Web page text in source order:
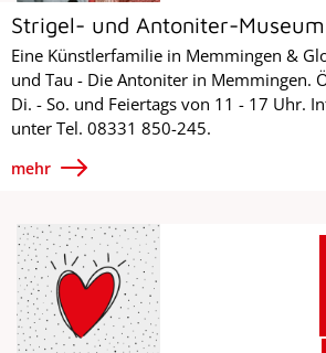
Strigel- und Antoniter-Museum
Eine Künstlerfamilie in Memmingen &
und Tau - Die Antoniter in Memmingen.
Di. - So. und Feiertags von 11 - 17 Uhr.
unter Tel. 08331 850-245.
mehr